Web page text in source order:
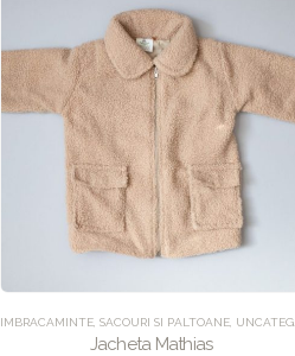
IMBRACAMINTE SACOURI SI PALTOANE UNCATEGORIZED
Jacheta Mathias